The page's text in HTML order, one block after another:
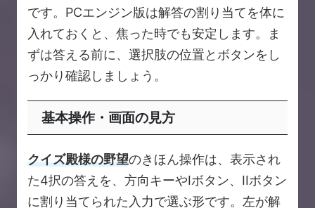
です。PCエンジン版は解答の割り当てを体に
入れておくと、焦った時でも安定します。ま
ずは答える前に、選択肢の位置とボタンをし
っかり確認しましょう。
基本操作・画面の見方
クイズ殿様の野望のきほん操作は、表示され
た4択の答えを、方向キーやIボタン、IIボタン
に割り当てられた入力で選ぶ形です。左が解